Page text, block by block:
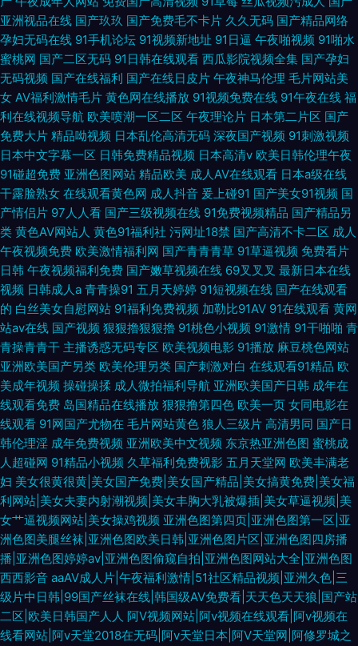
亚洲视品在线 国产玖玖 国产免费毛不卡片 久久无码 国产精品网络
孕妇无码在线 91手机论坛 91视频新地址 91日逼 午夜啪视频 91啪水
蜜桃网 国产二区无码 91日韩在线观看 西瓜影院视频全集 国产孕妇
无码视频 国产在线福利 国产在线日皮片 午夜神马伦理 毛片网站美
女 AV福利激情毛片 黄色网在线播放 91视频免费在线 91午夜在线 福
利在线视频导航 欧美喷潮一区二区 午夜理论片 日本第二片区 国产
免费大片 精品呦视频 日本乱伦高清无码 深夜国产视频 91刺激视频
日本中文字幕一区 日韩免费精品视频 日本高清v 欧美日韩伦理午夜
91碰超免费 亚洲色图网站 精品欧美 成人AV在线观看 日本a级在线
干露脸熟女 在线观看黄色网 成人抖音 爰上碰91 国产美女91视频 国
产情侣片 97人人看 国产三级视频在线 91免费视频精品 国产精品另
类 黄色AV网站人 黄色91福利社 污网址18禁 国产高清不卡二区 成人
午夜视频免费 欧美激情福利网 国产青青青草 91草逼视频 免费看片
日韩 午夜视频福利免费 国产嫩草视频在线 69叉叉叉 最新日本在线
视频 日韩成人a 青青操91 五月天婷婷 91短视频在线 国产在线观看
的 白丝美女自慰网站 91福利免费视频 加勒比91AV 91在线观看 黄网
站av在线 国产视频 狠狠擼狠狠擼 91桃色小视频 91激情 91干啪啪 青
青操青青干 主播诱惑无码专区 欧美视频电影 91播放 麻豆桃色网站
亚洲欧美国产另类 欧美伦理另类 国产刺激对白 在线观看91精品 欧
美成年视频 操碰操揉 成人微拍福利导航 亚洲欧美国产日韩 成年在
线观看免费 岛国精品在线播放 狠狠撸第四色 欧美一页 女同电影在
线观看 91网国产尤物在 毛片网站黄色 狼人三级片 高清男同 国产日
韩伦理淫 成年免费视频 亚洲欧美中文视频 东京热亚洲色图 蜜桃成
人超碰网 91精品小视频 久草福利免费视影 五月天堂网 欧美丰满老
妇 美女很黄很黄|美女国产免费|美女国产精品|美女搞黄免费|美女福
利网站|美女夫妻内射潮视频|美女丰胸大乳被爆插|美女草逼视频|美
女艹逼视频网站|美女操鸡视频 亚洲色图第四页|亚洲色图第一区|亚
洲色图美腿丝袜|亚洲色图欧美日韩|亚洲色图片区|亚洲色图四房播
播|亚洲色图婷婷av|亚洲色图偷窥自拍|亚洲色图网站大全|亚洲色图
西西影音 aaAV成人片|午夜福利激情|51社区精品视频|亚洲久色|三
级片中日韩|99国产丝袜在线|韩国级AV免费看|天天色天天狼|国产站
二区|欧美日韩国产人人 阿V视频网站|阿v视频在线观看|阿v视频在
线看网站|阿v天堂2018在无码|阿v天堂日本|阿V天堂网|阿修罗城之